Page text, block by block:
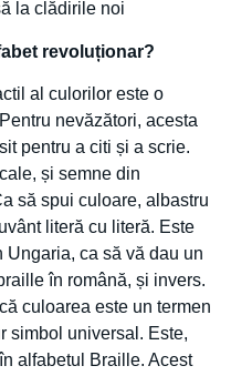
la clădirile noi
revoluționar?
al culorilor este o
nevăzători, acesta
pentru a citi și a scrie.
și semne din
să spui culoare, albastru
literă cu literă. Este
Ungaria, ca să vă dau un
în română, și invers.
culoarea este un termen
simbol universal. Este,
alfabetul Braille. Acest